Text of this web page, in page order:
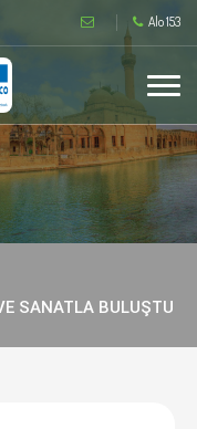
Alo 153
SANATLA BULUŞTU